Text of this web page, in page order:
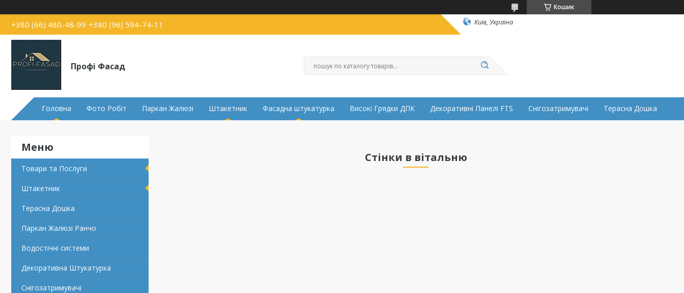
Кошик
+380 (66) 480-48-99 +380 (96) 594-74-11 Київ, Україна
Профі Фасад
Головна Фото Робіт Паркан Жалюзі Штакетник Фасадна штукатурка Високі Грядки ДПК Декоративні Панелі FTS Снігозатримувачі Терасна Дошка
Товари та Послуги
Штакетник
Терасна Дошка
Паркан Жалюзі Ранчо
Водостічні системи
Декоративна Штукатурка
Снігозатримувачі
Стінки в вітальню